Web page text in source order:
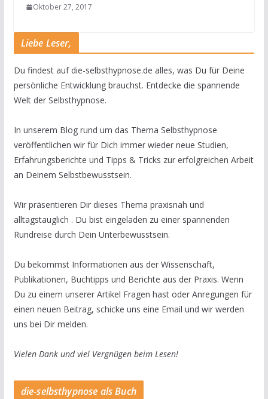
Oktober 27, 2017
Liebe Leser,
Du findest auf die-selbsthypnose.de alles, was Du für Deine
persönliche Entwicklung brauchst. Entdecke die spannende
Welt der Selbsthypnose.
In unserem Blog rund um das Thema Selbsthypnose
veröffentlichen wir für Dich immer wieder neue Studien,
Erfahrungsberichte und Tipps & Tricks zur erfolgreichen Arbeit
an Deinem Selbstbewusstsein.
Wir präsentieren Dir dieses Thema praxisnah und
alltagstauglich . Du bist eingeladen zu einer spannenden
Rundreise durch Dein Unterbewusstsein.
Du bekommst Informationen aus der Wissenschaft,
Publikationen, Buchtipps und Berichte aus der Praxis. Wenn
Du zu einem unserer Artikel Fragen hast oder Anregungen für
einen neuen Beitrag, schicke uns eine Email und wir werden
uns bei Dir melden.
Vielen Dank und viel Vergnügen beim Lesen!
die-selbsthypnose als Buch